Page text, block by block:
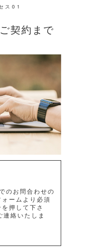
ス01
契約まで
のお問合わせの
ームより必須
押して下さ
連絡いたしま